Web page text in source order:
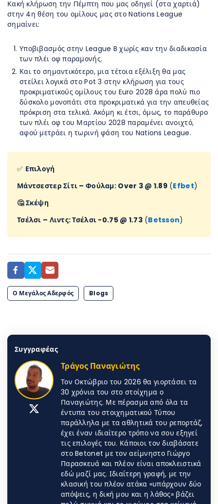
Κακή κλήρωση την Πέμπτη που μας οδηγεί (στα χαρτιά)
στην 4η θέση του ομίλους μας στο Nations League
σημαίνει:
Υποβιβασμός στην League B χωρίς καν την διαδικασία
των πλέι οφ παραμονής.
Και το σημαντικότερο, μια τέτοια εξέλιξη θα μας
στείλει λογικά στο Pot 3 στην κλήρωση για τους
προκριματικούς ομίλους του Euro 2028 άρα πολύ πιο
δύσκολο μονοπάτι στα προκριματικά για την απευθείας
πρόκριση στα τελικά. Ακόμη κι έτσι, όμως, το παράθυρο
των πλέι οφ του Μαρτίου 2028 παραμένει ανοιχτό,
αφού μετράει η τωρινή φάση του Nations League.
✅️ Επιλογή
Μάντσεστερ Σίτι – Φούλαμ: Over 3 @ 1.89(Efbet)
🤔 Σκέψη
Τσέλσι – Λιντς: Τσέλσι -0.75 @ 1.73(Betsson)
Ο Μεγάλος Αδερφός Blogs
Συγγραφέας
Τράγος Παναγιώτης
Τον Οκτώβριο του 2026 θα γιορτάσει τα
30 χρόνια του στο στοίχημα ο
Παναγιώτης. Με πέρασμα από όλα τα
έντυπα του στοιχηματικού Τύπου
παράλληλα με τα αθλητικά του ρεπορτάζ,
έχει έναν ιδιαίτερο τρόπο να σου εξηγεί
τις επιλογές του. Κάποιοι τον διαβάσατε
στο Betonet με τον αείμνηστο Γιώργο
Παρασκευά και πλέον είναι αποκλειστικά
εδώ μαζί μας. Ιδιαίτερη γραφή, με την
κλασική του πλέον ατάκα «υπάρχουν δύο
απόψεις, η δική μου και η λάθος» βάζει